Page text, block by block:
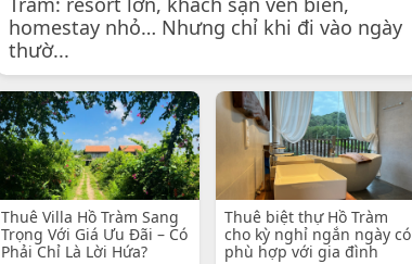
homestay nhỏ… Nhưng chỉ khi đi vào ngày
thườ...
Thuê Villa Hồ Tràm Sang
Trọng Với Giá Ưu Đãi – Có
Phải Chỉ Là Lời Hứa?
Thuê biệt thự Hồ Tràm
cho kỳ nghỉ ngắn ngày có
phù hợp với gia đình